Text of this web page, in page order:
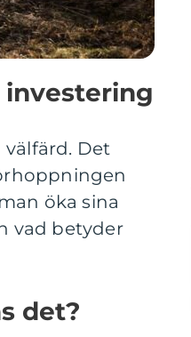
Det
öka sina
vad betyder
det?